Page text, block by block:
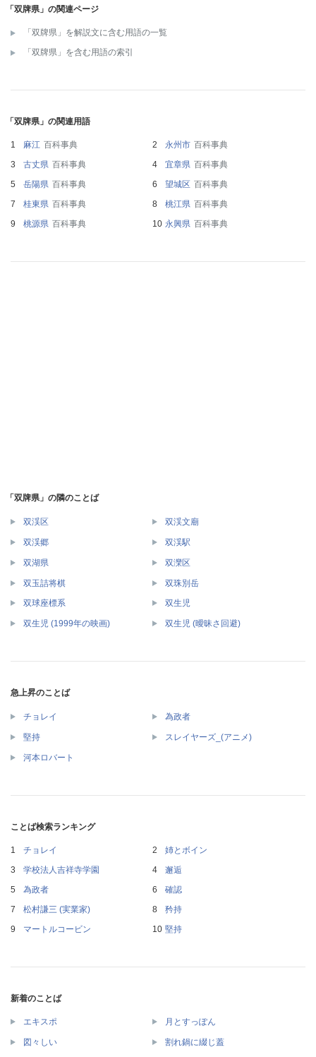
「双牌県」の関連ページ
「双牌県」を解説文に含む用語の一覧
「双牌県」を含む用語の索引
「双牌県」の関連用語
麻江 百科事典 永州市 百科事典
古丈県 百科事典 宜章県 百科事典
岳陽県 百科事典 望城区 百科事典
桂東県 百科事典 桃江県 百科事典
桃源県 百科事典 永興県 百科事典
「双牌県」の隣のことば
双渓区 双渓文廟
双渓郷 双渓駅
双湖県 双灤区
双玉詰将棋 双珠別岳
双球座標系 双生児
双生児 (1999年の映画) 双生児 (曖昧さ回避)
急上昇のことば
チョレイ 為政者
堅持 スレイヤーズ_(アニメ)
河本ロバート
ことば検索ランキング
チョレイ
姉とボイン
学校法人吉祥寺学園
邂逅
為政者
確認
松村謙三 (実業家)
矜持
マートルコービン
堅持
新着のことば
エキスポ 月とすっぽん
図々しい 割れ鍋に綴じ蓋